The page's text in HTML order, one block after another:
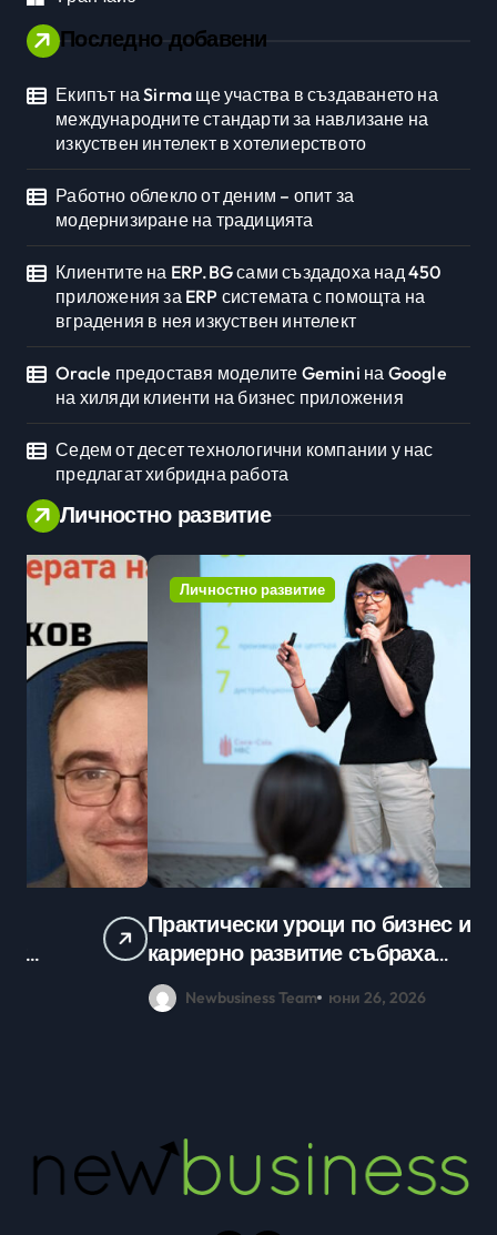
Последно добавени
Екипът на Sirma ще участва в създаването на
международните стандарти за навлизане на
изкуствен интелект в хотелиерството
Работно облекло от деним – опит за
модернизиране на традицията
Клиентите на ERP.BG сами създадоха над 450
приложения за ERP системата с помощта на
вградения в нея изкуствен интелект
Oracle предоставя моделите Gemini на Google
на хиляди клиенти на бизнес приложения
Седем от десет технологични компании у нас
предлагат хибридна работа
Личностно развитие
Личностно развитие
Практически уроци по бизнес и
кариерно развитие събраха
млади хора на SOFIA UP
Newbusiness Team юни 26, 2026